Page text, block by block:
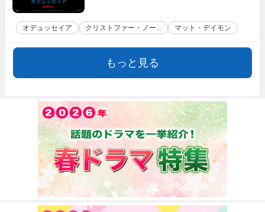
オデュッセイア クリストファー・ノー... マット・デイモン
もっと見る